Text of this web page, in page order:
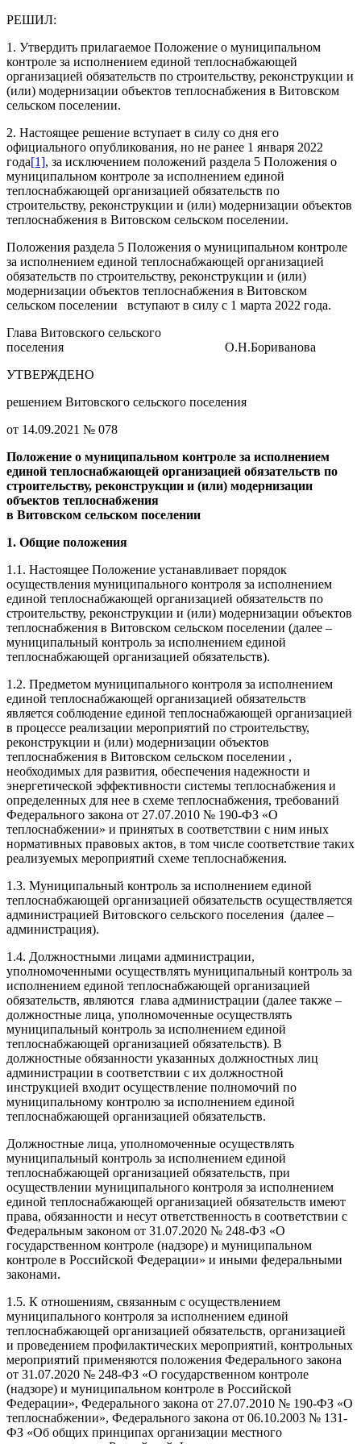
РЕШИЛ:
1. Утвердить прилагаемое Положение о муниципальном
контроле за исполнением единой теплоснабжающей
организацией обязательств по строительству, реконструкции и
(или) модернизации объектов теплоснабжения в Витовском
сельском поселении.
2. Настоящее решение вступает в силу со дня его
официального опубликования, но не ранее 1 января 2022
года[1], за исключением положений раздела 5 Положения о
муниципальном контроле за исполнением единой
теплоснабжающей организацией обязательств по
строительству, реконструкции и (или) модернизации объектов
теплоснабжения в Витовском сельском поселении.
Положения раздела 5 Положения о муниципальном контроле
за исполнением единой теплоснабжающей организацией
обязательств по строительству, реконструкции и (или)
модернизации объектов теплоснабжения в Витовском
сельском поселении
вступают в силу с 1 марта 2022 года.
Глава Витовского сельского
поселения О.Н.Бориванова
УТВЕРЖДЕНО
решением Витовского сельского поселения
от 14.09.2021 № 078
Положение о муниципальном контроле за исполнением
единой теплоснабжающей организацией обязательств по
строительству, реконструкции и (или) модернизации
объектов теплоснабжения
в Витовском сельском поселении
1. Общие положения
1.1. Настоящее Положение устанавливает порядок
осуществления муниципального контроля за исполнением
единой теплоснабжающей организацией обязательств по
строительству, реконструкции и (или) модернизации объектов
теплоснабжения в Витовском сельском поселении (далее –
муниципальный контроль за исполнением единой
теплоснабжающей организацией обязательств).
1.2. Предметом муниципального контроля за исполнением
единой теплоснабжающей организацией обязательств
является соблюдение единой теплоснабжающей организацией
в процессе реализации мероприятий по строительству,
реконструкции и (или) модернизации объектов
теплоснабжения в Витовском сельском поселении ,
необходимых для развития, обеспечения надежности и
энергетической эффективности системы теплоснабжения и
определенных для нее в схеме теплоснабжения, требований
Федерального закона от 27.07.2010 № 190-ФЗ «О
теплоснабжении» и принятых в соответствии с ним иных
нормативных правовых актов, в том числе соответствие таких
реализуемых мероприятий схеме теплоснабжения.
1.3. Муниципальный контроль за исполнением единой
теплоснабжающей организацией обязательств осуществляется
администрацией Витовского сельского поселения (далее –
администрация).
1.4. Должностными лицами администрации,
уполномоченными осуществлять муниципальный контроль за
исполнением единой теплоснабжающей организацией
обязательств, являются глава администрации (далее также –
должностные лица, уполномоченные осуществлять
муниципальный контроль за исполнением единой
теплоснабжающей организацией обязательств). В
должностные обязанности указанных должностных лиц
администрации в соответствии с их должностной
инструкцией входит осуществление полномочий по
муниципальному контролю за исполнением единой
теплоснабжающей организацией обязательств.
Должностные лица, уполномоченные осуществлять
муниципальный контроль за исполнением единой
теплоснабжающей организацией обязательств, при
осуществлении муниципального контроля за исполнением
единой теплоснабжающей организацией обязательств имеют
права, обязанности и несут ответственность в соответствии с
Федеральным законом от 31.07.2020 № 248-ФЗ «О
государственном контроле (надзоре) и муниципальном
контроле в Российской Федерации» и иными федеральными
законами.
1.5. К отношениям, связанным с осуществлением
муниципального контроля за исполнением единой
теплоснабжающей организацией обязательств, организацией
и проведением профилактических мероприятий, контрольных
мероприятий применяются положения Федерального закона
от 31.07.2020 № 248-ФЗ «О государственном контроле
(надзоре) и муниципальном контроле в Российской
Федерации», Федерального закона от 27.07.2010 № 190-ФЗ «О
теплоснабжении», Федерального закона от 06.10.2003 № 131-
ФЗ «Об общих принципах организации местного